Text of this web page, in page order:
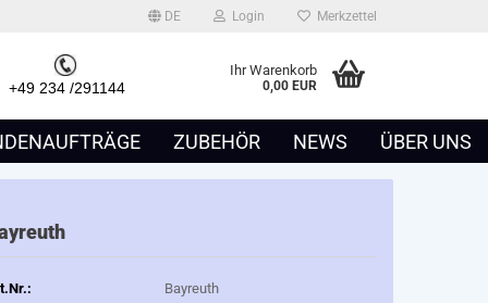
DE Login Merkzettel
234 /291144
Ihr Warenkorb
0,00 EUR
ZUBEHÖR NEWS ÜBER UNS
Bayreuth